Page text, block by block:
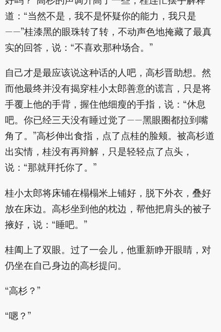
道：“当然不是，我不是怀疑你的能力，我只是
——”桂漆黑的眼珠转了转，不动声色地掩藏了最真
实的回答，说：“不喜欢那种场合。”
自己才是最应该说这种话的人吧，高杉晋助想。然
而他最终并没有揭穿桂小太郎善意的谎言，只是将
手覆上他的手背，握住他细瘦的手指，说：“休息
吧。你已经三天没有睡过觉了——黑眼圈都拉到嘴
角了。”高杉伸出食指，点了点桂的脸颊。被高杉道
出实情，桂没有再辩解，只是轻轻点了点头，
说：“那就拜托你了。”
桂小太郎将床铺在榻榻米上铺好，脱下外衣，叠好
放在床边。高杉坐到他的枕边，帮他把肩头的被子
掖好，说：“睡吧。”
桂阖上了双眼。过了一会儿，他重新睁开眼睛，对
仍坐在自己身边的高杉提问。
“高杉？”
“嗯？”